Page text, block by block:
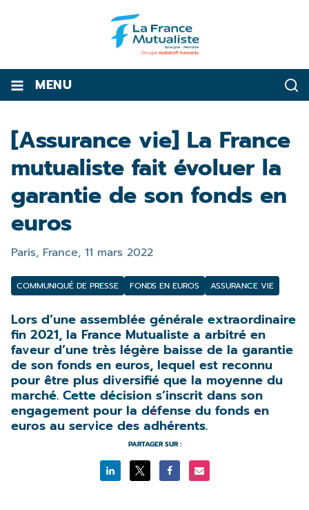
MENU
[Assurance vie] La France
mutualiste fait évoluer la
garantie de son fonds en
euros
Paris, France, 11 mars 2022
COMMUNIQUÉ DE PRESSE FONDS EN EUROS ASSURANCE VIE
Lors d’une assemblée générale extraordinaire
fin 2021, la France Mutualiste a arbitré en
faveur d’une très légère baisse de la garantie
de son fonds en euros, lequel est reconnu
pour être plus diversifié que la moyenne du
marché. Cette décision s’inscrit dans son
engagement pour la défense du fonds en
euros au service des adhérents.
PARTAGER SUR :